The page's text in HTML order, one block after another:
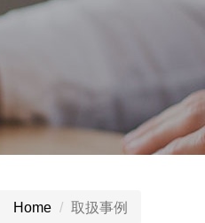
Home 取扱事例